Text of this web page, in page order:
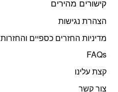
קישורים מהירים
הצהרת נגישות
מדיניות החזרים כספיים והחזרות
FAQs
קצת עלינו
צור קשר